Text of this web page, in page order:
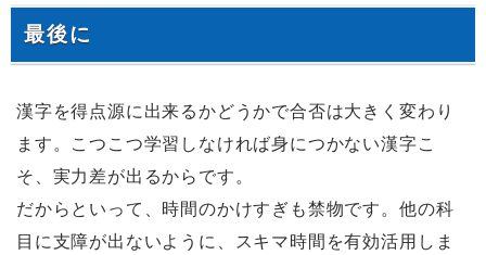
最後に
漢字を得点源に出来るかどうかで合否は大きく変わり
ます。こつこつ学習しなければ身につかない漢字こ
そ、実力差が出るからです。
だからといって、時間のかけすぎも禁物です。他の科
目に支障が出ないように、スキマ時間を有効活用しま